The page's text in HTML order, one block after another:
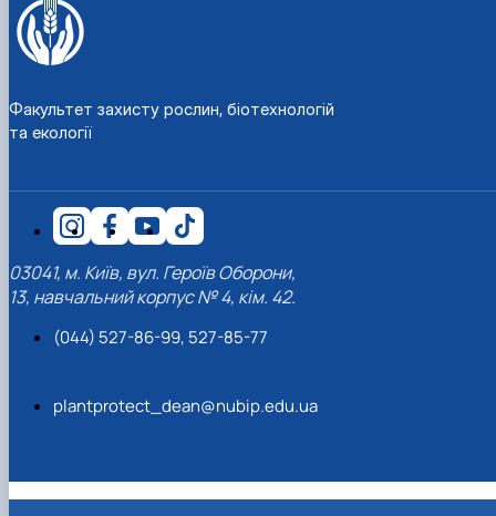
Факультет захисту рослин, біотехнологій
та екології
03041, м. Київ, вул. Героїв Оборони,
13, навчальний корпус № 4, кім. 42.
(044) 527-86-99, 527-85-77
plantprotect_dean@nubip.edu.ua